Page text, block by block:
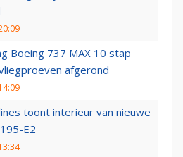
Boeing 737 MAX 10 stap
afgerond
toont interieur van nieuwe
E2